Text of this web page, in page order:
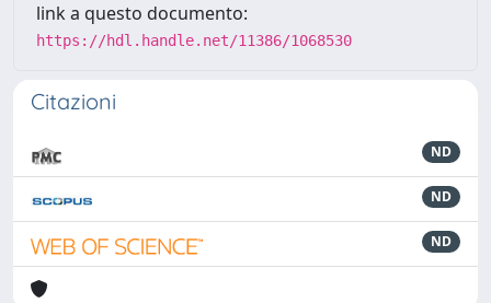
link a questo documento:
https://hdl.handle.net/11386/1068530
Citazioni
ND
ND
ND